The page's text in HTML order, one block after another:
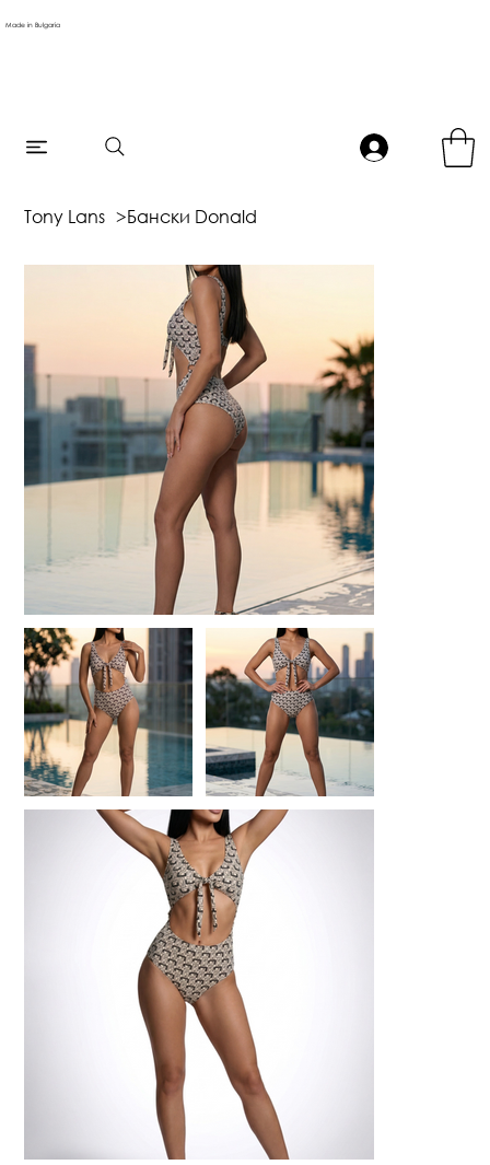
Made in Bulgaria
Tony Lans >Бански Donald